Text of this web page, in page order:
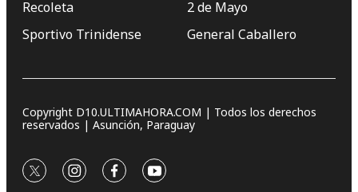
Recoleta
Sportivo Trinidense
2 de Mayo
General Caballero
Copyright D10.ULTIMAHORA.COM | Todos los derechos
reservados | Asunción, Paraguay
twitterinstagram
facebookyoutube